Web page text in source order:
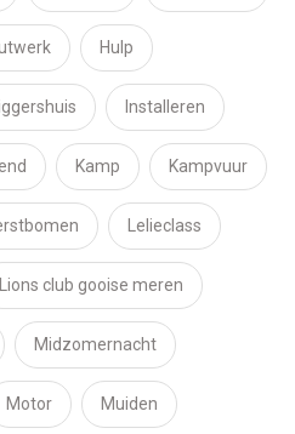
Hulp
Installeren
Kamp Kampvuur
Lelieclass
Lions club gooise meren
Midzomernacht
Motor Muiden